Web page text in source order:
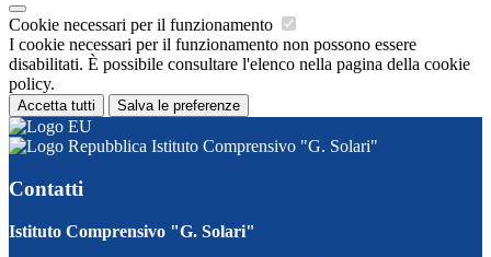
Cookie necessari per il funzionamento
I cookie necessari per il funzionamento non possono essere
disabilitati. È possibile consultare l'elenco nella pagina della cookie
policy.
Accetta tutti Salva le preferenze
Istituto Comprensivo "G. Solari"
Contatti
Istituto Comprensivo "G. Solari"